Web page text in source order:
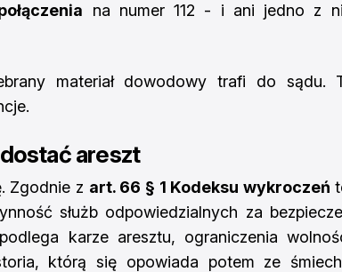
na numer 112 - i ani jedno z
materiał dowodowy trafi do sądu.
areszt
Zgodnie z art. 66 § 1 Kodeksu wykroczeń
służb odpowiedzialnych za
karze aresztu, ograniczenia
którą się opowiada potem ze